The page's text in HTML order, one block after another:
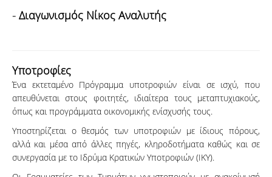
- Διαγωνισμός Νίκος Αναλυτής
Υποτροφίες
Ένα εκτεταμένο Πρόγραμμα υποτροφιών είναι σε ισχύ, που
απευθύνεται στους φοιτητές, ιδιαίτερα τους μεταπτυχιακούς,
όπως και προγράμματα οικονομικής ενίσχυσής τους.
Υποστηρίζεται ο θεσμός των υποτροφιών με ίδιους πόρους,
αλλά και μέσα από άλλες πηγές, κληροδοτήματα καθώς και σε
συνεργασία με το Ιδρύμα Κρατικών Υποτροφιών (ΙΚΥ).